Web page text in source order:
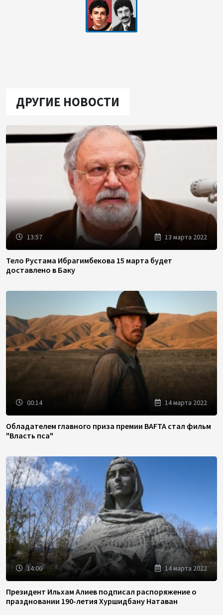
ДРУГИЕ НОВОСТИ
13:57 13 марта 2022
Тело Рустама Ибрагимбекова 15 марта будет
доставлено в Баку
00:14 14 марта 2022
Обладателем главного приза премии BAFTA стал фильм
"Власть пса"
14:06 14 марта 2022
Президент Ильхам Алиев подписал распоряжение о
праздновании 190-летия Хуршидбану Натаван